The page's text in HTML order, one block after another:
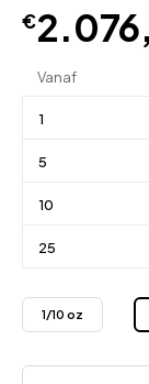
€
Vanaf
1
5
10
25
1/10 oz